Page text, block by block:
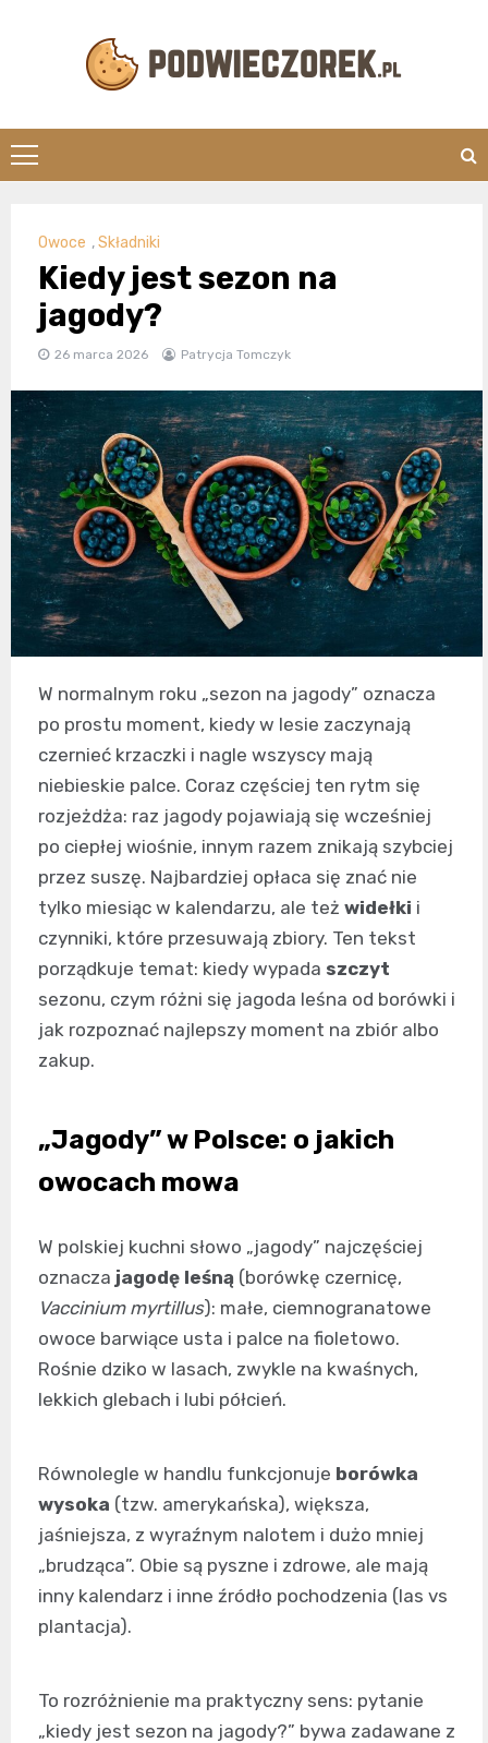
Owoce ,Składniki
Kiedy jest sezon na
jagody?
26 marca 2026 Patrycja Tomczyk
W normalnym roku „sezon na jagody” oznacza
po prostu moment, kiedy w lesie zaczynają
czernieć krzaczki i nagle wszyscy mają
niebieskie palce. Coraz częściej ten rytm się
rozjeżdża: raz jagody pojawiają się wcześniej
po ciepłej wiośnie, innym razem znikają szybciej
przez suszę. Najbardziej opłaca się znać nie
tylko miesiąc w kalendarzu, ale też widełki i
czynniki, które przesuwają zbiory. Ten tekst
porządkuje temat: kiedy wypada szczyt
sezonu, czym różni się jagoda leśna od borówki i
jak rozpoznać najlepszy moment na zbiór albo
zakup.
„Jagody” w Polsce: o jakich
owocach mowa
W polskiej kuchni słowo „jagody” najczęściej
oznacza jagodę leśną (borówkę czernicę,
Vaccinium myrtillus): małe, ciemnogranatowe
owoce barwiące usta i palce na fioletowo.
Rośnie dziko w lasach, zwykle na kwaśnych,
lekkich glebach i lubi półcień.
Równolegle w handlu funkcjonuje borówka
wysoka (tzw. amerykańska), większa,
jaśniejsza, z wyraźnym nalotem i dużo mniej
„brudząca”. Obie są pyszne i zdrowe, ale mają
inny kalendarz i inne źródło pochodzenia (las vs
plantacja).
To rozróżnienie ma praktyczny sens: pytanie
„kiedy jest sezon na jagody?” bywa zadawane z